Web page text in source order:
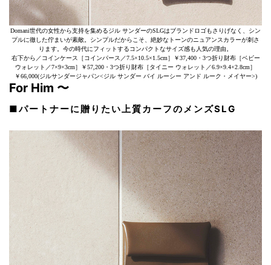
Domani世代の女性から支持を集めるジル サンダーのSLGはブランドロゴもさりげなく、シン
プルに徹した佇まいが素敵。シンプルだからこそ、絶妙なトーンのニュアンスカラーが刺さ
ります。今の時代にフィットするコンパクトなサイズ感も人気の理由。
右下から／コインケース［コインパース／7.5×10.5×1.5cm］￥37,400・3つ折り財布［ベビー
ウォレット／7×9×3cm］￥57,200・3つ折り財布［タイニー ウォレット／6.9×9.4×2.8cm］
￥66,000(ジルサンダージャパン<ジル サンダー バイ ルーシー アンド ルーク・メイヤー>)
For Him 〜
■パートナーに贈りたい上質カーフのメンズSLG